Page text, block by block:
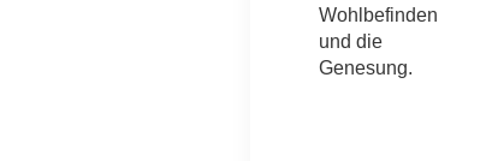
Wohlbefinden
und die
Genesung.